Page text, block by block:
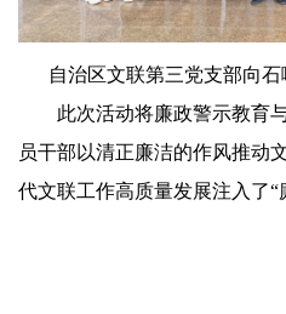
自治区文联第三党支部向
此次活动将廉政警示教育与
员干部以清正廉洁的作风推动
代文联工作高质量发展注入了“